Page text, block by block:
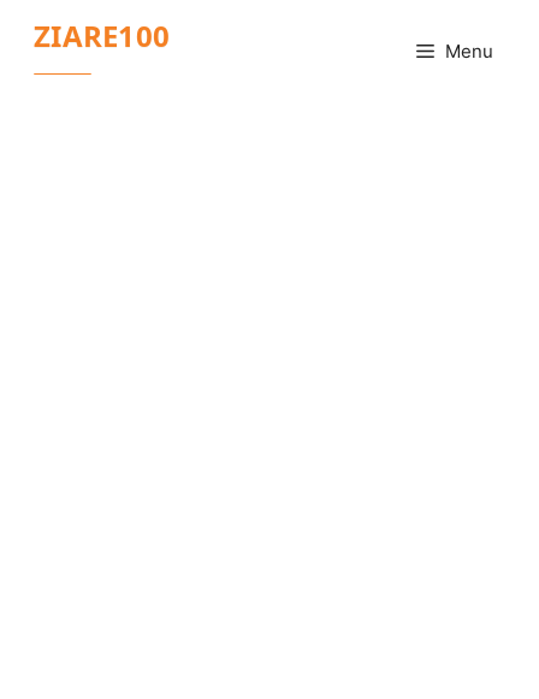
conținut
ZIARE100 Menu